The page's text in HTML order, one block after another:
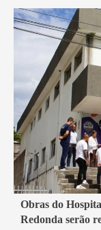
2 min read
Rio de Janeiro
Obras do
Redonda serão